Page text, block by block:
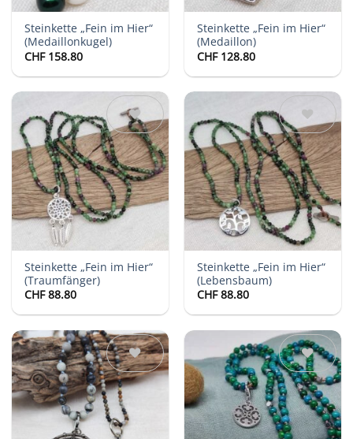
Steinkette „Fein im Hier“
(Medaillonkugel)
CHF158.80
Steinkette „Fein im Hier“
(Medaillon)
CHF128.80
Auf die
Wunschliste
Steinkette „Fein im Hier“
(Traumfänger)
CHF88.80
Auf die
Wunschliste
Steinkette „Fein im Hier“
(Lebensbaum)
CHF88.80
Auf die
Wunschliste
Auf die
Wunschliste